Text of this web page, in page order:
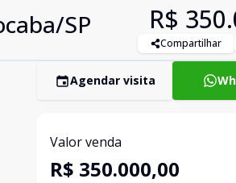
SP R$
Compartilhar
Agendar visita
Valor venda
R$ 350.000,00